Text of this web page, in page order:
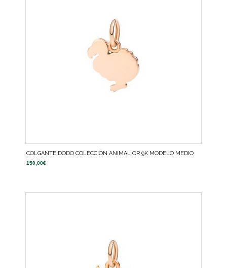
COLGANTE DODO COLECCIÓN ANIMAL OR 9K MODELO MEDIO
150,00€